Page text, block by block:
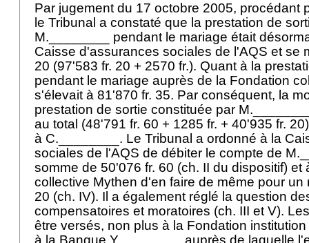
Par jugement du 17 octobre 2005, procédant
le Tribunal a constaté que la prestation de
M.________ pendant le mariage était
Caisse d'assurances sociales de l'AQS et se
20 (97'583 fr. 20 + 2570 fr.). Quant à la
pendant le mariage auprès de la Fondation
s'élevait à 81'870 fr. 35. Par conséquent, la
prestation de sortie constituée par
au total (48'791 fr. 60 + 1285 fr. + 40'935 fr.
à C.________. Le Tribunal a ordonné à la
sociales de l'AQS de débiter le compte de
somme de 50'076 fr. 60 (ch. II du dispositif) et
collective Mythen d'en faire de même pour un
20 (ch. IV). Il a également réglé la question
compensatoires et moratoires (ch. III et V).
être versés, non plus à la Fondation
à la Banque Y.________ auprès de laquelle